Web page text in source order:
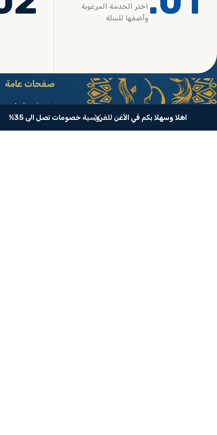
اهلا وسهلا بكم في الأغن للفروسية خصومات تصل الى 35%
اختر الخدمة المرغوبة
وأضفها للسلة
الأغن عالم فروسية متكامل
صفحات عامة
تعرف علينا
الشروط
سياسة الإرجاع